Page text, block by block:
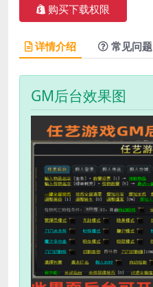
购买下载权限
详情介绍 常见问题
GM后台效果图